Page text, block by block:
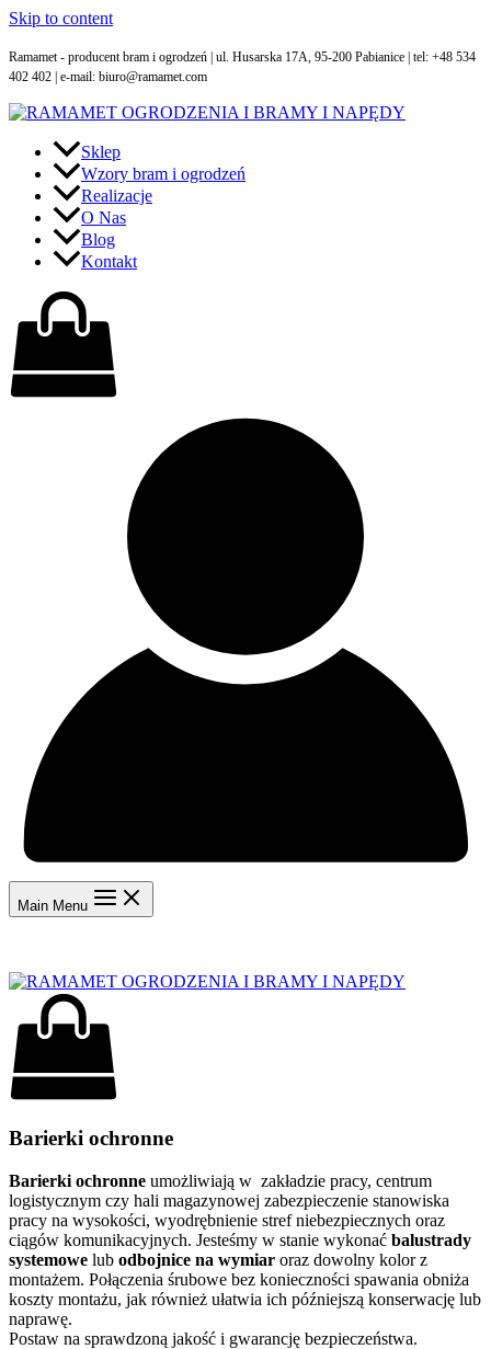
Skip to content
Ramamet - producent bram i ogrodzeń | ul. Husarska 17A, 95-200 Pabianice | tel: +48 534
402 402 | e-mail: biuro@ramamet.com
Sklep
Wzory bram i ogrodzeń
Realizacje
O Nas
Blog
Kontakt
Main Menu
Barierki ochronne
Barierki ochronne umożliwiają w zakładzie pracy, centrum
logistycznym czy hali magazynowej zabezpieczenie stanowiska
pracy na wysokości, wyodrębnienie stref niebezpiecznych oraz
ciągów komunikacyjnych. Jesteśmy w stanie wykonać balustrady
systemowe lub odbojnice na wymiar oraz dowolny kolor z
montażem. Połączenia śrubowe bez konieczności spawania obniża
koszty montażu, jak również ułatwia ich późniejszą konserwację lub
naprawę.
Postaw na sprawdzoną jakość i gwarancję bezpieczeństwa.